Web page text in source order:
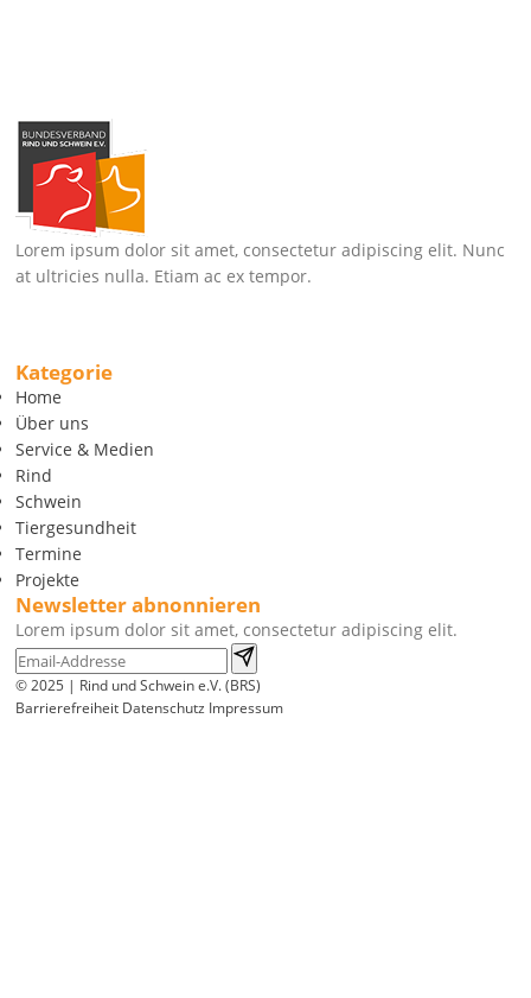
Lorem ipsum dolor sit amet, consectetur adipiscing elit. Nunc
at ultricies nulla. Etiam ac ex tempor.
Kategorie
Home
Über uns
Service & Medien
Rind
Schwein
Tiergesundheit
Termine
Projekte
Newsletter abnonnieren
Lorem ipsum dolor sit amet, consectetur adipiscing elit.
© 2025 | Rind und Schwein e.V. (BRS)
Barrierefreiheit Datenschutz Impressum